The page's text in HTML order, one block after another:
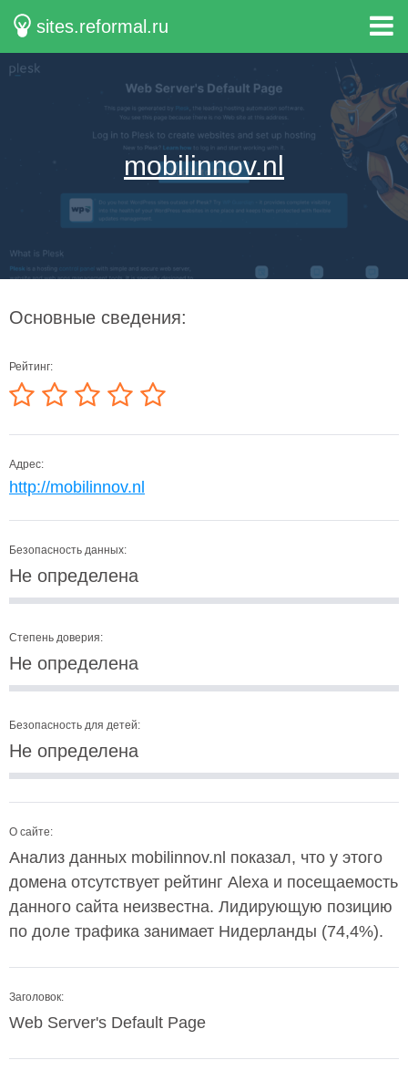
sites.reformal.ru
mobilinnov.nl
Основные сведения:
Рейтинг:
Адрес:
http://mobilinnov.nl
Безопасность данных:
Не определена
Степень доверия:
Не определена
Безопасность для детей:
Не определена
О сайте:
Анализ данных mobilinnov.nl показал, что у этого
домена отсутствует рейтинг Alexa и посещаемость
данного сайта неизвестна. Лидирующую позицию
по доле трафика занимает Нидерланды (74,4%).
Заголовок:
Web Server's Default Page